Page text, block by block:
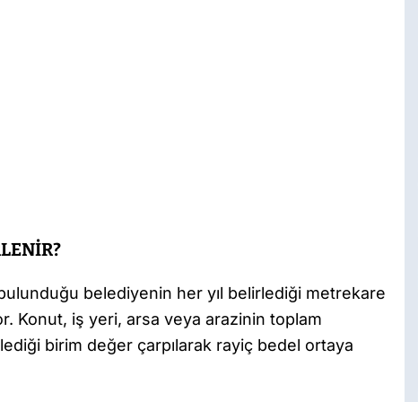
belediyenin her yıl belirlediği metrekare
Konut, iş yeri, arsa veya arazinin toplam
birim değer çarpılarak rayiç bedel ortaya